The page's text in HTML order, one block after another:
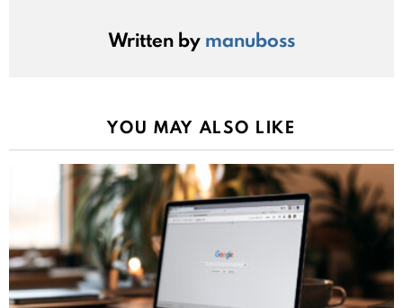
Written by manuboss
YOU MAY ALSO LIKE